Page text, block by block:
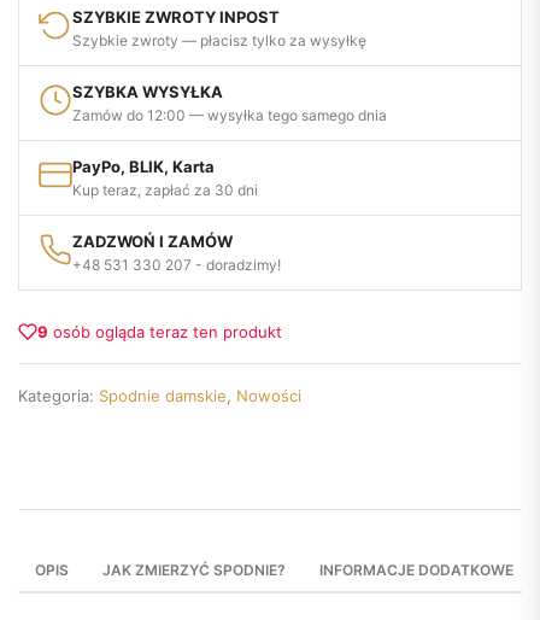
SZYBKIE ZWROTY INPOST
Szybkie zwroty — płacisz tylko za wysyłkę
SZYBKA WYSYŁKA
Zamów do 12:00 — wysyłka tego samego dnia
PayPo, BLIK, Karta
Kup teraz, zapłać za 30 dni
ZADZWOŃ I ZAMÓW
+48 531 330 207 - doradzimy!
9 osób ogląda teraz ten produkt
Kategoria: Spodnie damskie, Nowości
OPIS JAK ZMIERZYĆ SPODNIE? INFORMACJE DODATKOWE